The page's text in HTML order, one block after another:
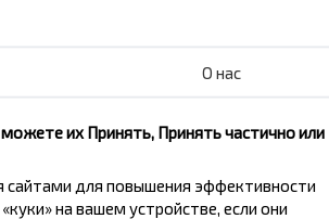
О нас
их Принять, Принять частично или
сайтами для повышения эффективности
на вашем устройстве, если они